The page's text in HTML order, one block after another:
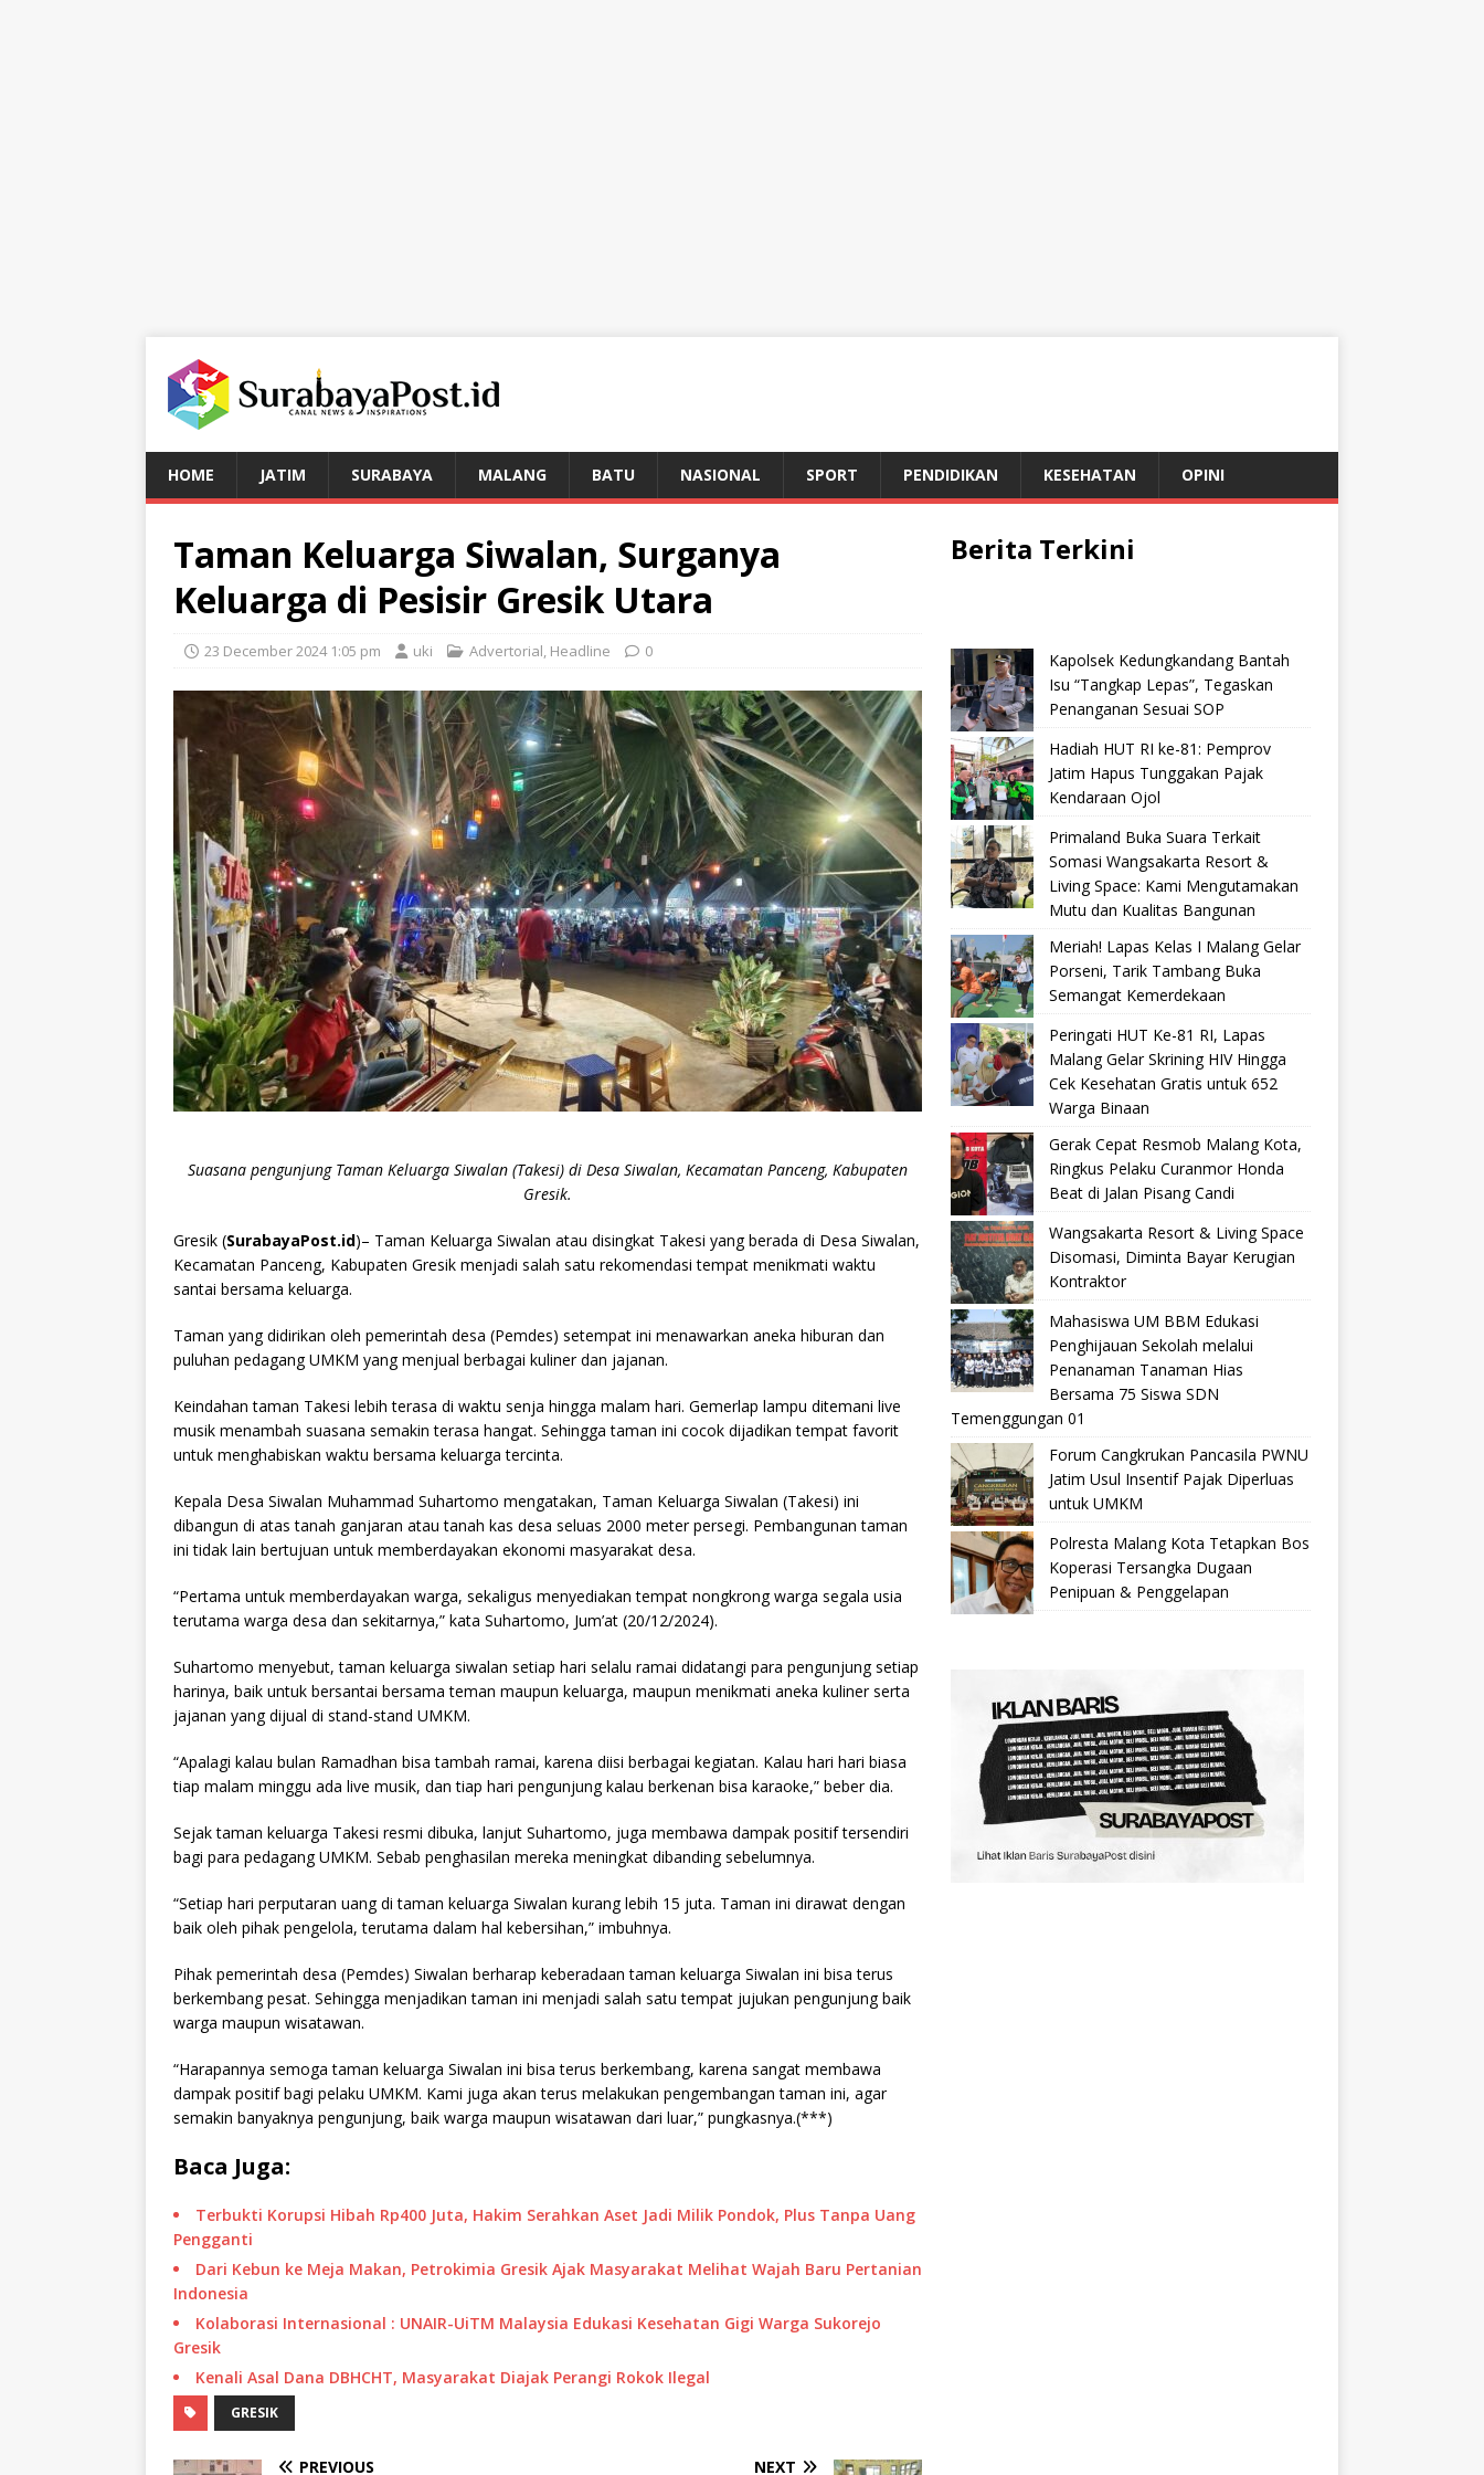
HOME JATIM SURABAYA MALANG BATU NASIONAL SPORT PENDIDIKAN KESEHATAN OPINI
Taman Keluarga Siwalan, Surganya
Keluarga di Pesisir Gresik Utara
23 December 2024 1:05 pm uki Advertorial, Headline 0
Suasana pengunjung Taman Keluarga Siwalan (Takesi) di Desa Siwalan, Kecamatan Panceng, Kabupaten
Gresik.
Gresik (SurabayaPost.id)– Taman Keluarga Siwalan atau disingkat Takesi yang berada di Desa Siwalan,
Kecamatan Panceng, Kabupaten Gresik menjadi salah satu rekomendasi tempat menikmati waktu
santai bersama keluarga.
Taman yang didirikan oleh pemerintah desa (Pemdes) setempat ini menawarkan aneka hiburan dan
puluhan pedagang UMKM yang menjual berbagai kuliner dan jajanan.
Keindahan taman Takesi lebih terasa di waktu senja hingga malam hari. Gemerlap lampu ditemani live
musik menambah suasana semakin terasa hangat. Sehingga taman ini cocok dijadikan tempat favorit
untuk menghabiskan waktu bersama keluarga tercinta.
Kepala Desa Siwalan Muhammad Suhartomo mengatakan, Taman Keluarga Siwalan (Takesi) ini
dibangun di atas tanah ganjaran atau tanah kas desa seluas 2000 meter persegi. Pembangunan taman
ini tidak lain bertujuan untuk memberdayakan ekonomi masyarakat desa.
“Pertama untuk memberdayakan warga, sekaligus menyediakan tempat nongkrong warga segala usia
terutama warga desa dan sekitarnya,” kata Suhartomo, Jum’at (20/12/2024).
Suhartomo menyebut, taman keluarga siwalan setiap hari selalu ramai didatangi para pengunjung setiap
harinya, baik untuk bersantai bersama teman maupun keluarga, maupun menikmati aneka kuliner serta
jajanan yang dijual di stand-stand UMKM.
“Apalagi kalau bulan Ramadhan bisa tambah ramai, karena diisi berbagai kegiatan. Kalau hari hari biasa
tiap malam minggu ada live musik, dan tiap hari pengunjung kalau berkenan bisa karaoke,” beber dia.
Sejak taman keluarga Takesi resmi dibuka, lanjut Suhartomo, juga membawa dampak positif tersendiri
bagi para pedagang UMKM. Sebab penghasilan mereka meningkat dibanding sebelumnya.
“Setiap hari perputaran uang di taman keluarga Siwalan kurang lebih 15 juta. Taman ini dirawat dengan
baik oleh pihak pengelola, terutama dalam hal kebersihan,” imbuhnya.
Pihak pemerintah desa (Pemdes) Siwalan berharap keberadaan taman keluarga Siwalan ini bisa terus
berkembang pesat. Sehingga menjadikan taman ini menjadi salah satu tempat jujukan pengunjung baik
warga maupun wisatawan.
“Harapannya semoga taman keluarga Siwalan ini bisa terus berkembang, karena sangat membawa
dampak positif bagi pelaku UMKM. Kami juga akan terus melakukan pengembangan taman ini, agar
semakin banyaknya pengunjung, baik warga maupun wisatawan dari luar,” pungkasnya.(***)
Baca Juga:
Terbukti Korupsi Hibah Rp400 Juta, Hakim Serahkan Aset Jadi Milik Pondok, Plus Tanpa Uang
Pengganti
Dari Kebun ke Meja Makan, Petrokimia Gresik Ajak Masyarakat Melihat Wajah Baru Pertanian
Indonesia
Kolaborasi Internasional : UNAIR-UiTM Malaysia Edukasi Kesehatan Gigi Warga Sukorejo
Gresik
Kenali Asal Dana DBHCHT, Masyarakat Diajak Perangi Rokok Ilegal
GRESIK
PREVIOUS NEXT
Berita Terkini
Kapolsek Kedungkandang Bantah
Isu “Tangkap Lepas”, Tegaskan
Penanganan Sesuai SOP
Hadiah HUT RI ke-81: Pemprov
Jatim Hapus Tunggakan Pajak
Kendaraan Ojol
Primaland Buka Suara Terkait
Somasi Wangsakarta Resort &
Living Space: Kami Mengutamakan
Mutu dan Kualitas Bangunan
Meriah! Lapas Kelas I Malang Gelar
Porseni, Tarik Tambang Buka
Semangat Kemerdekaan
Peringati HUT Ke-81 RI, Lapas
Malang Gelar Skrining HIV Hingga
Cek Kesehatan Gratis untuk 652
Warga Binaan
Gerak Cepat Resmob Malang Kota,
Ringkus Pelaku Curanmor Honda
Beat di Jalan Pisang Candi
Wangsakarta Resort & Living Space
Disomasi, Diminta Bayar Kerugian
Kontraktor
Mahasiswa UM BBM Edukasi
Penghijauan Sekolah melalui
Penanaman Tanaman Hias
Bersama 75 Siswa SDN
Temenggungan 01
Forum Cangkrukan Pancasila PWNU
Jatim Usul Insentif Pajak Diperluas
untuk UMKM
Polresta Malang Kota Tetapkan Bos
Koperasi Tersangka Dugaan
Penipuan & Penggelapan